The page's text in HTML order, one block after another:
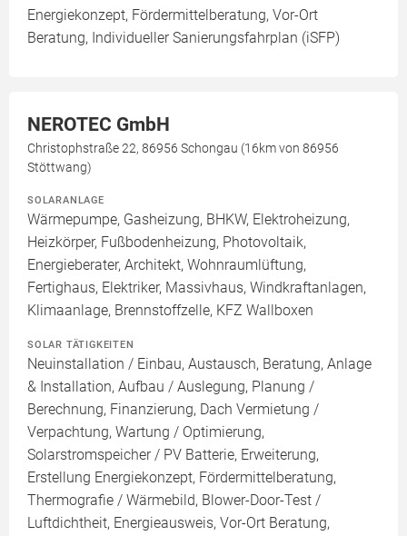
Energiekonzept, Fördermittelberatung, Vor-Ort
Beratung, Individueller Sanierungsfahrplan (iSFP)
NEROTEC GmbH
Christophstraße 22, 86956 Schongau (16km von 86956
Stöttwang)
SOLARANLAGE
Wärmepumpe, Gasheizung, BHKW, Elektroheizung,
Heizkörper, Fußbodenheizung, Photovoltaik,
Energieberater, Architekt, Wohnraumlüftung,
Fertighaus, Elektriker, Massivhaus, Windkraftanlagen,
Klimaanlage, Brennstoffzelle, KFZ Wallboxen
SOLAR TÄTIGKEITEN
Neuinstallation / Einbau, Austausch, Beratung, Anlage
& Installation, Aufbau / Auslegung, Planung /
Berechnung, Finanzierung, Dach Vermietung /
Verpachtung, Wartung / Optimierung,
Solarstromspeicher / PV Batterie, Erweiterung,
Erstellung Energiekonzept, Fördermittelberatung,
Thermografie / Wärmebild, Blower-Door-Test /
Luftdichtheit, Energieausweis, Vor-Ort Beratung,